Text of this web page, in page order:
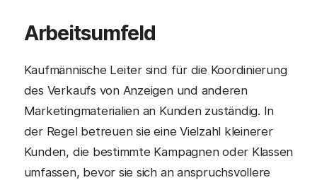
Arbeitsumfeld
Kaufmännische Leiter sind für die Koordinierung
des Verkaufs von Anzeigen und anderen
Marketingmaterialien an Kunden zuständig. In
der Regel betreuen sie eine Vielzahl kleinerer
Kunden, die bestimmte Kampagnen oder Klassen
umfassen, bevor sie sich an anspruchsvollere